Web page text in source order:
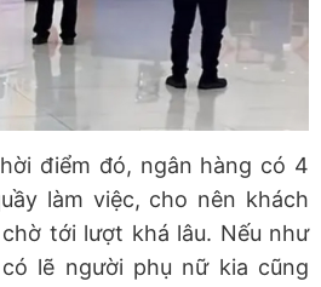
điểm đó, ngân hàng có 4
làm việc, cho nên khách
tới lượt khá lâu. Nếu như
lẽ người phụ nữ kia cũng